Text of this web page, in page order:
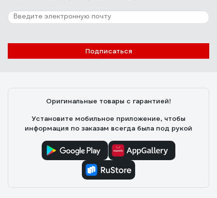
Подписаться
Оригинальные товары с гарантией!
Установите мобильное приложение, чтобы
информация по заказам всегда была под рукой